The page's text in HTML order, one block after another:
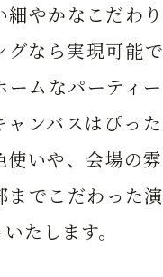
細やかなこだわ
グなら実現可能
ームなパーティ
ャンバスはぴっ
使いや、会場の
までこだわった
たします。